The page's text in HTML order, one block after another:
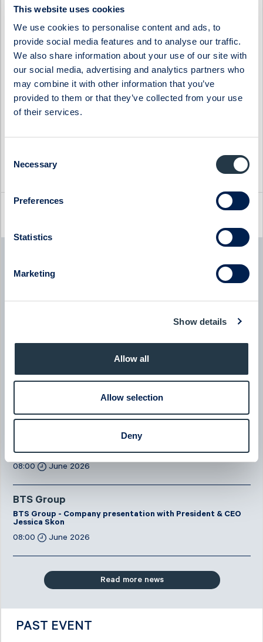
This website uses cookies
We use cookies to personalise content and ads, to
provide social media features and to analyse our traffic.
We also share information about your use of our site with
our social media, advertising and analytics partners who
may combine it with other information that you’ve
provided to them or that they’ve collected from your use
of their services.
Selection
Necessary
Preferences
Statistics
Marketing
Show details
Allow all
Allow selection
Deny
Impact Coatings
WS WESports Group
Infrea
4C Group
Bergström
New milestone for AlzeCure Pharma — Two major licensing
07:24
New company at ABGSC - Qliro
Dahlström
08:00
June 2026
BTS Group
BTS Group - Company presentation with President & CEO
Jessica Skon
08:00
June 2026
Read more news
PAST EVENT